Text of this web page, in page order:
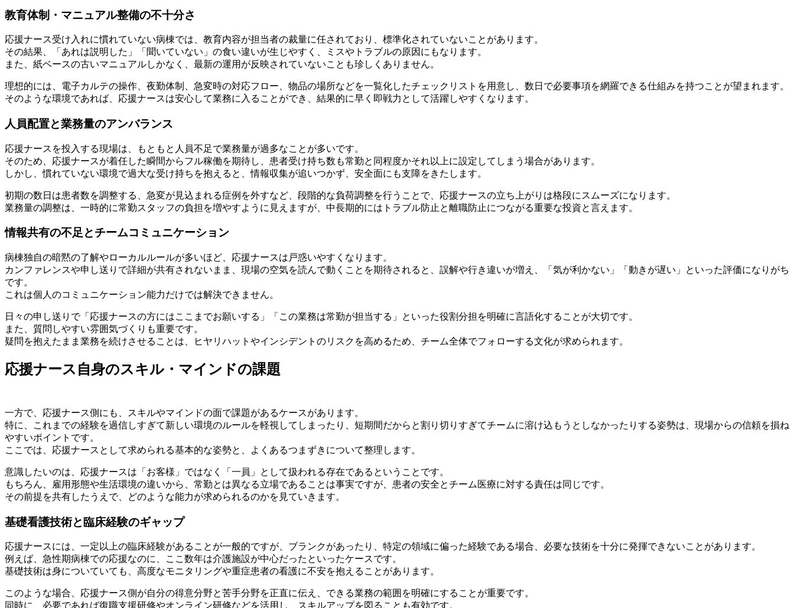
教育体制・マニュアル整備の不十分さ
応援ナース受け入れに慣れていない病棟では、教育内容が担当者の裁量に任されており、標準化されていないことがあります。
その結果、「あれは説明した」「聞いていない」の食い違いが生じやすく、ミスやトラブルの原因にもなります。
また、紙ベースの古いマニュアルしかなく、最新の運用が反映されていないことも珍しくありません。
理想的には、電子カルテの操作、夜勤体制、急変時の対応フロー、物品の場所などを一覧化したチェックリストを用意し、数日で必要事項を網羅できる仕組みを持つことが望まれます。
そのような環境であれば、応援ナースは安心して業務に入ることができ、結果的に早く即戦力として活躍しやすくなります。
人員配置と業務量のアンバランス
応援ナースを投入する現場は、もともと人員不足で業務量が過多なことが多いです。
そのため、応援ナースが着任した瞬間からフル稼働を期待し、患者受け持ち数も常勤と同程度かそれ以上に設定してしまう場合があります。
しかし、慣れていない環境で過大な受け持ちを抱えると、情報収集が追いつかず、安全面にも支障をきたします。
初期の数日は患者数を調整する、急変が見込まれる症例を外すなど、段階的な負荷調整を行うことで、応援ナースの立ち上がりは格段にスムーズになります。
業務量の調整は、一時的に常勤スタッフの負担を増やすように見えますが、中長期的にはトラブル防止と離職防止につながる重要な投資と言えます。
情報共有の不足とチームコミュニケーション
病棟独自の暗黙の了解やローカルルールが多いほど、応援ナースは戸惑いやすくなります。
カンファレンスや申し送りで詳細が共有されないまま、現場の空気を読んで動くことを期待されると、誤解や行き違いが増え、「気が利かない」「動きが遅い」といった評価になりがち
です。
これは個人のコミュニケーション能力だけでは解決できません。
日々の申し送りで「応援ナースの方にはここまでお願いする」「この業務は常勤が担当する」といった役割分担を明確に言語化することが大切です。
また、質問しやすい雰囲気づくりも重要です。
疑問を抱えたまま業務を続けさせることは、ヒヤリハットやインシデントのリスクを高めるため、チーム全体でフォローする文化が求められます。
応援ナース自身のスキル・マインドの課題
一方で、応援ナース側にも、スキルやマインドの面で課題があるケースがあります。
特に、これまでの経験を過信しすぎて新しい環境のルールを軽視してしまったり、短期間だからと割り切りすぎてチームに溶け込もうとしなかったりする姿勢は、現場からの信頼を損ね
やすいポイントです。
ここでは、応援ナースとして求められる基本的な姿勢と、よくあるつまずきについて整理します。
意識したいのは、応援ナースは「お客様」ではなく「一員」として扱われる存在であるということです。
もちろん、雇用形態や生活環境の違いから、常勤とは異なる立場であることは事実ですが、患者の安全とチーム医療に対する責任は同じです。
その前提を共有したうえで、どのような能力が求められるのかを見ていきます。
基礎看護技術と臨床経験のギャップ
応援ナースには、一定以上の臨床経験があることが一般的ですが、ブランクがあったり、特定の領域に偏った経験である場合、必要な技術を十分に発揮できないことがあります。
例えば、急性期病棟での応援なのに、ここ数年は介護施設が中心だったといったケースです。
基礎技術は身についていても、高度なモニタリングや重症患者の看護に不安を抱えることがあります。
このような場合、応援ナース側が自分の得意分野と苦手分野を正直に伝え、できる業務の範囲を明確にすることが重要です。
同時に、必要であれば復職支援研修やオンライン研修などを活用し、スキルアップを図ることも有効です。